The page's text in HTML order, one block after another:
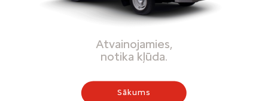
Atvainojamies,
notika kļūda.
Sākums